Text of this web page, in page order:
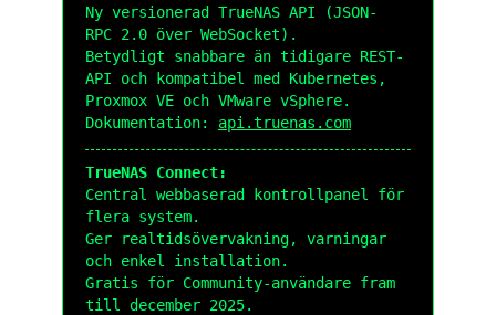
Ny versionerad TrueNAS API (JSON-
RPC 2.0 över WebSocket).
Betydligt snabbare än tidigare REST-
API och kompatibel med Kubernetes,
Proxmox VE och VMware vSphere.
Dokumentation: api.truenas.com
TrueNAS Connect:
Central webbaserad kontrollpanel för
flera system.
Ger realtidsövervakning, varningar
och enkel installation.
Gratis för Community-användare fram
till december 2025.